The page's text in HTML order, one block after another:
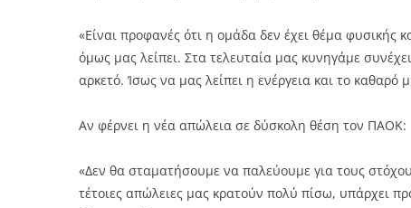
«Είναι προφανές ότι η ομάδα δεν έχει θέμα φυσικής
όμως μας λείπει. Στα τελευταία μας κυνηγάμε
αρκετό. Ίσως να μας λείπει η ενέργεια και το
Αν φέρνει η νέα απώλεια σε δύσκολη θέση τον ΠΑΟΚ:
«Δεν θα σταματήσουμε να παλεύουμε για τους
τέτοιες απώλειες μας κρατούν πολύ πίσω, υπάρχει